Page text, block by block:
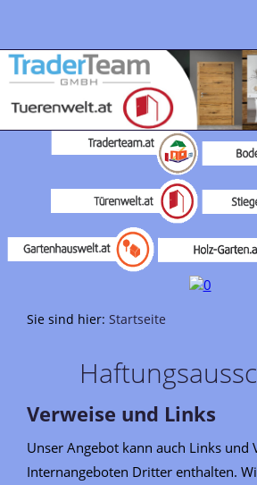
Sie sind hier: Startseite
Verweise und Links
Unser Angebot kann auch Links und
Internangeboten Dritter enthalten.